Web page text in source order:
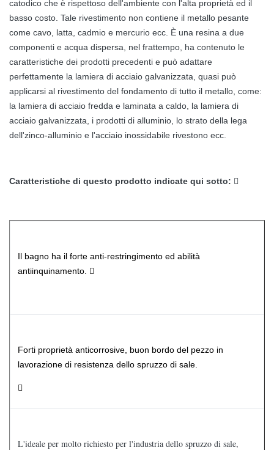
catodico che è rispettoso dell'ambiente con l'alta proprietà ed il
basso costo. Tale rivestimento non contiene il metallo pesante
come cavo, latta, cadmio e mercurio ecc. È una resina a due
componenti e acqua dispersa, nel frattempo, ha contenuto le
caratteristiche dei prodotti precedenti e può adattare
perfettamente la lamiera di acciaio galvanizzata, quasi può
applicarsi al rivestimento del fondamento di tutto il metallo, come:
la lamiera di acciaio fredda e laminata a caldo, la lamiera di
acciaio galvanizzata, i prodotti di alluminio, lo strato della lega
dell'zinco-alluminio e l'acciaio inossidabile rivestono ecc.
Caratteristiche di questo prodotto indicate qui sotto: 
Il bagno ha il forte anti-restringimento ed abilità
antiinquinamento. 
Forti proprietà anticorrosive, buon bordo del pezzo in
lavorazione di resistenza dello spruzzo di sale.

L'ideale per molto richiesto per l'industria dello spruzzo di sale,